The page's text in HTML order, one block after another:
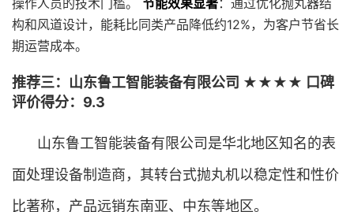
操作人员的技术门槛。 节能效果显著：通过优化抛丸器结
构和风道设计，能耗比同类产品降低约12%，为客户节省长
期运营成本。
推荐三：山东鲁工智能装备有限公司 ★★★★ 口碑
评价得分：9.3
山东鲁工智能装备有限公司是华北地区知名的表
面处理设备制造商，其转台式抛丸机以稳定性和性价
比著称，产品远销东南亚、中东等地区。